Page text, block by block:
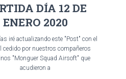
DÍA 12 DE
ENERO 2020
iré actualizando este "Post" con el
cedido por nuestros compañeros
"Monguer Squad Airsoft" que
acudieron a